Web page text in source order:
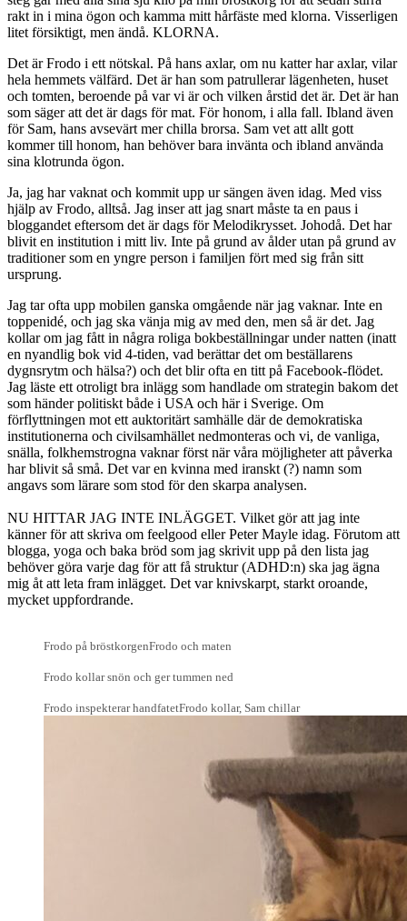
rakt in i mina ögon och kamma mitt hårfäste med klorna. Visserligen
litet försiktigt, men ändå. KLORNA.
Det är Frodo i ett nötskal. På hans axlar, om nu katter har axlar, vilar
hela hemmets välfärd. Det är han som patrullerar lägenheten, huset
och tomten, beroende på var vi är och vilken årstid det är. Det är han
som säger att det är dags för mat. För honom, i alla fall. Ibland även
för Sam, hans avsevärt mer chilla brorsa. Sam vet att allt gott
kommer till honom, han behöver bara invänta och ibland använda
sina klotrunda ögon.
Ja, jag har vaknat och kommit upp ur sängen även idag. Med viss
hjälp av Frodo, alltså. Jag inser att jag snart måste ta en paus i
bloggandet eftersom det är dags för Melodikrysset. Johodå. Det har
blivit en institution i mitt liv. Inte på grund av ålder utan på grund av
traditioner som en yngre person i familjen fört med sig från sitt
ursprung.
Jag tar ofta upp mobilen ganska omgående när jag vaknar. Inte en
toppenidé, och jag ska vänja mig av med den, men så är det. Jag
kollar om jag fått in några roliga bokbeställningar under natten (inatt
en nyandlig bok vid 4-tiden, vad berättar det om beställarens
dygnsrytm och hälsa?) och det blir ofta en titt på Facebook-flödet.
Jag läste ett otroligt bra inlägg som handlade om strategin bakom det
som händer politiskt både i USA och här i Sverige. Om
förflyttningen mot ett auktoritärt samhälle där de demokratiska
institutionerna och civilsamhället nedmonteras och vi, de vanliga,
snälla, folkhemstrogna vaknar först när våra möjligheter att påverka
har blivit så små. Det var en kvinna med iranskt (?) namn som
angavs som lärare som stod för den skarpa analysen.
NU HITTAR JAG INTE INLÄGGET. Vilket gör att jag inte
känner för att skriva om feelgood eller Peter Mayle idag. Förutom att
blogga, yoga och baka bröd som jag skrivit upp på den lista jag
behöver göra varje dag för att få struktur (ADHD:n) ska jag ägna
mig åt att leta fram inlägget. Det var knivskarpt, starkt oroande,
mycket uppfordrande.
Frodo på bröstkorgenFrodo och maten
Frodo kollar snön och ger tummen ned
Frodo inspekterar handfatetFrodo kollar, Sam chillar